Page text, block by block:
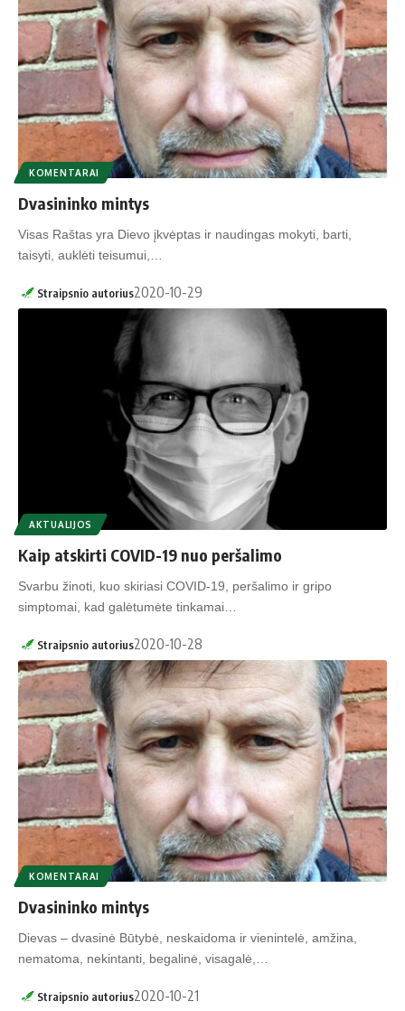
KOMENTARAI
Dvasininko mintys
Visas Raštas yra Dievo įkvėptas ir naudingas mokyti, barti,
taisyti, auklėti teisumui,…
Straipsnio autorius2020-10-29
AKTUALIJOS
Kaip atskirti COVID-19 nuo peršalimo
Svarbu žinoti, kuo skiriasi COVID-19, peršalimo ir gripo
simptomai, kad galėtumėte tinkamai…
Straipsnio autorius2020-10-28
KOMENTARAI
Dvasininko mintys
Dievas – dvasinė Būtybė, neskaidoma ir vienintelė, amžina,
nematoma, nekintanti, begalinė, visagalė,…
Straipsnio autorius2020-10-21